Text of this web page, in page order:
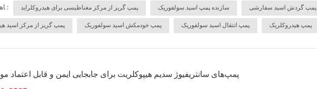
ﺎﻫ ﺐﺴﭼﺮﺑ : پمپ گریز از مرکز مغناطیسی برای هیدروکلراید سازنده پمپ اسید سولفوریک پمپ گردش اسید سفارشی
پمپ گریز از مرکز اسید پمپ خودمکش اسید سولفوریک پمپ انتقال اسید سولفوریک پمپ هیدروکلریک
پمپ‌های سانتریفیوژ سدیم هیپوکلریت برای جابجایی ایمن و قابل اعتماد